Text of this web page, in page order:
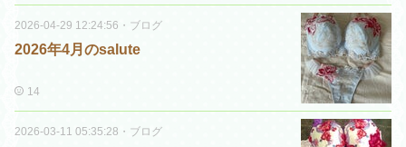
2026-04-29 12:24:56 ・ ブログ
2026年4月のsalute
14
2026-03-11 05:35:28 ・ ブログ